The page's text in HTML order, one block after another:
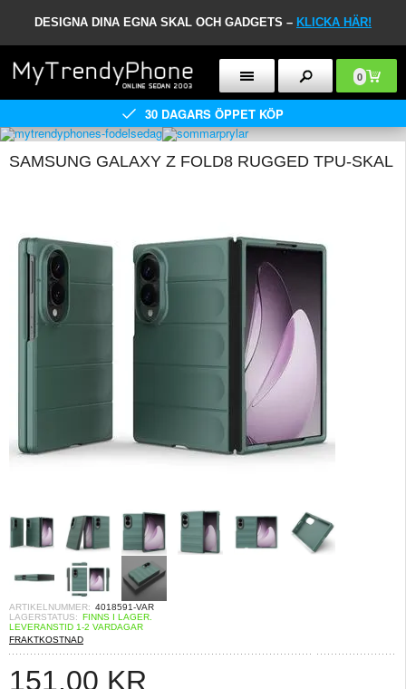
DESIGNA DINA EGNA SKAL OCH GADGETS – KLICKA HÄR!
0
30 DAGARS ÖPPET KÖP
SAMSUNG GALAXY Z FOLD8 RUGGED TPU-SKAL
ARTIKELNUMMER: 4018591-VAR
LAGERSTATUS: FINNS I LAGER.
LEVERANSTID 1-2 VARDAGAR
FRAKTKOSTNAD
151,00 KR